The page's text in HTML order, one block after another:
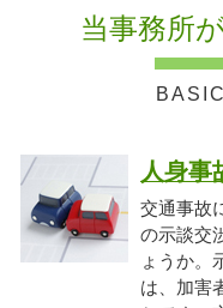
当事務所
人身事
交通事故
の示談交
ょうか。
は、加害